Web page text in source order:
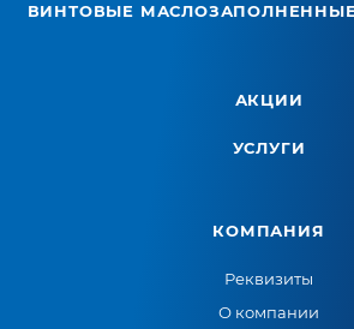
ВИНТОВЫЕ
АКЦИИ
УСЛУГИ
КОМПАНИЯ
Реквизиты
О компании